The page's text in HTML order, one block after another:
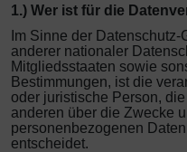
1.) Wer ist für die
Im Sinne der
anderer nationaler
Mitgliedsstaaten sowie
Bestimmungen, ist die
oder juristische Person,
anderen über die Zwecke
personenbezogenen
entscheidet.